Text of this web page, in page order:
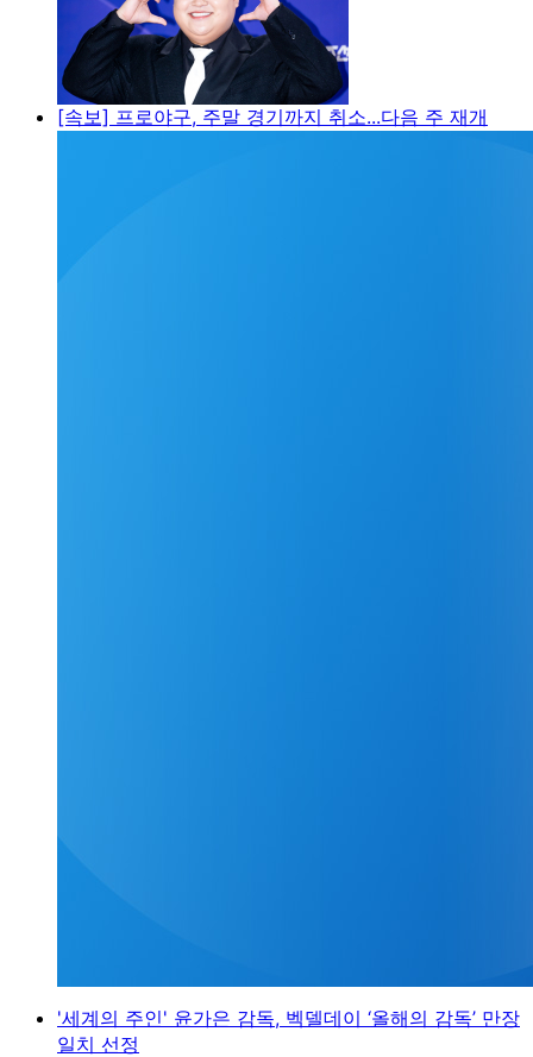
[속보] 프로야구, 주말 경기까지 취소...다음 주 재개
'세계의 주인' 윤가은 감독, 벡델데이 ‘올해의 감독’ 만장
일치 선정